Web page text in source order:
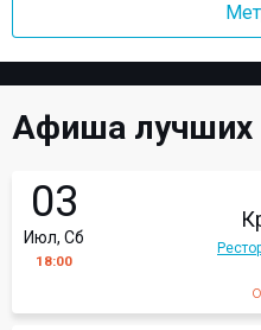
Афиша лучших
03
Июл, Сб
18:00